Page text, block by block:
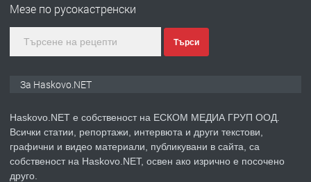
асфалт 0889 537 426
преди 3 дни
ПРЕДЛАГА
№4119 Едностаен обзаведен
Мезе по русокастренски
Търси
За Haskovo.NET
Haskovo.NET е собственост на ЕСКОМ МЕДИА ГРУП ООД.
Всички статии, репортажи, интервюта и други текстови,
графични и видео материали, публикувани в сайта, са
собственост на Haskovo.NET, освен ако изрично е посочено
друго.